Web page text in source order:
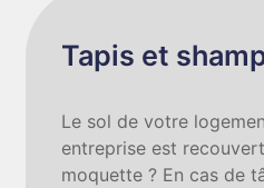
Tapis et
Le sol de votre
entreprise est
moquette ? En cas de